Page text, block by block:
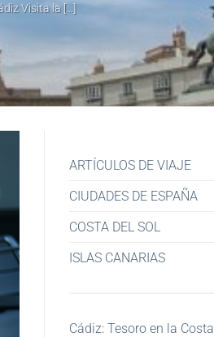
Visita la [...]
ARTÍCULOS DE VIAJE
CIUDADES DE ESPAÑA
COSTA DEL SOL
ISLAS CANARIAS
Cádiz: Tesoro en la Costa